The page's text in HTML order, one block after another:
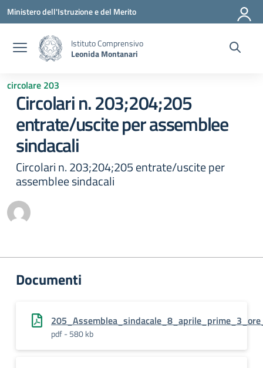
Vai ai contenuti
Vai al menu di navigazione
Vai al footer
Ministero dell'Istruzione e del Merito
Istituto Comprensivo
Leonida Montanari
circolare 203
Circolari n. 203;204;205
entrate/uscite per assemblee
sindacali
Circolari n. 203;204;205 entrate/uscite per
assemblee sindacali
Documenti
pdf - 580 kb